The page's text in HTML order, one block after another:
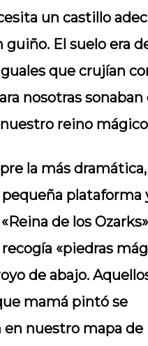
un castillo
guiño. El suelo era
que crujían
nosotras
reino
la más
pequeña plataforma
de los
«piedras
de abajo.
mamá pintó se
nuestro mapa de